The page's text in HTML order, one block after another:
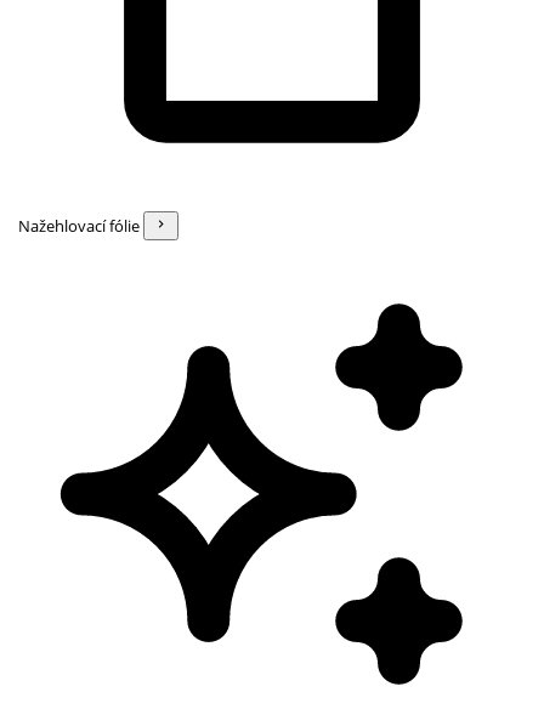
Nažehlovací fólie